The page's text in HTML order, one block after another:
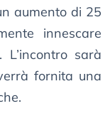
aumento di 25
innescare
L’incontro sarà
fornita una